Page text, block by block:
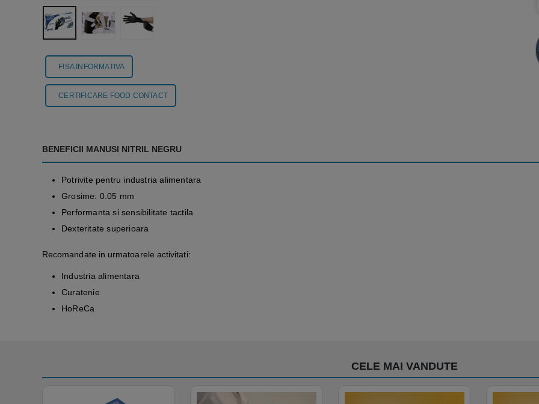
FISA INFORMATIVA
CERTIFICARE FOOD CONTACT
BENEFICII MANUSI NITRIL NEGRU
Potrivite pentru industria alimentara
Grosime: 0.05 mm
Performanta si sensibilitate tactila
Dexteritate superioara
Recomandate in urmatoarele activitati:
Industria alimentara
Curatenie
HoReCa
CELE MAI VANDUTE